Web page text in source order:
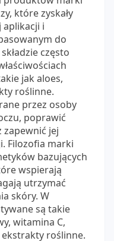
które zyskały
i
do
często
jak aloes,
roślinne.
przez osoby
poprawić
zapewnić jej
Filozofia marki
bazujących
wspierają
utrzymać
skóry. W
są takie
witamina C,
roślinne.